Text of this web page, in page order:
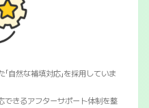
自然な補填対応」を採用していま
できるアフターサポート体制を整